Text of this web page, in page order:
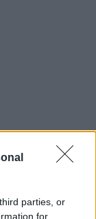
parties, or
for